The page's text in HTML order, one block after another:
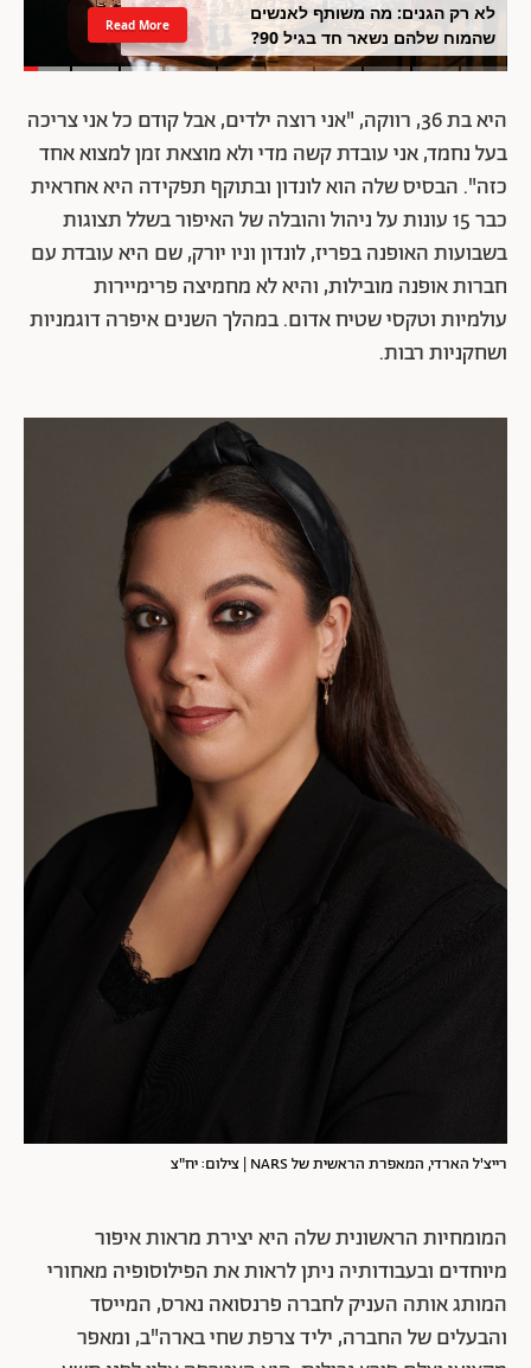
לא רק הגנים: מה משותף לאנשים
שהמוח שלהם נשאר חד בגיל 90?
Read More
היא בת 36, רווקה, "אני רוצה ילדים, אבל קודם כל אני צריכה
בעל נחמד, אני עובדת קשה מדי ולא מוצאת זמן למצוא אחד
כזה". הבסיס שלה הוא לונדון ובתוקף תפקידה היא אחראית
כבר 15 עונות על ניהול והובלה של האיפור בשלל תצוגות
בשבועות האופנה בפריז, לונדון וניו יורק, שם היא עובדת עם
חברות אופנה מובילות, והיא לא מחמיצה פרימיירות
עולמיות וטקסי שטיח אדום. במהלך השנים איפרה דוגמניות
ושחקניות רבות.
רייצ'ל הארדי, המאפרת הראשית של NARS | צילום: יח"צ
המומחיות הראשונית שלה היא יצירת מראות איפור
מיוחדים ובעבודותיה ניתן לראות את הפילוסופיה מאחורי
המותג אותה העניק לחברה פרנסואה נארס, המייסד
והבעלים של החברה, יליד צרפת שחי בארה"ב, ומאפר